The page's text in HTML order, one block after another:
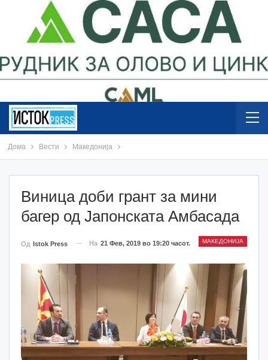
Дома Вести Македонија
Виница доби грант за мини
багер од Јапонската Амбасада
МАКЕДОНИЈА
Од Istok Press На 21 Фев, 2019 во 19:20 часот.